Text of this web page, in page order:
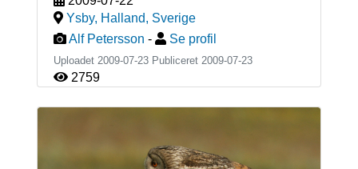
Ysby, Halland, Sverige
Alf Petersson - Se profil
Uploadet 2009-07-23 Publiceret 2009-07-23
2759